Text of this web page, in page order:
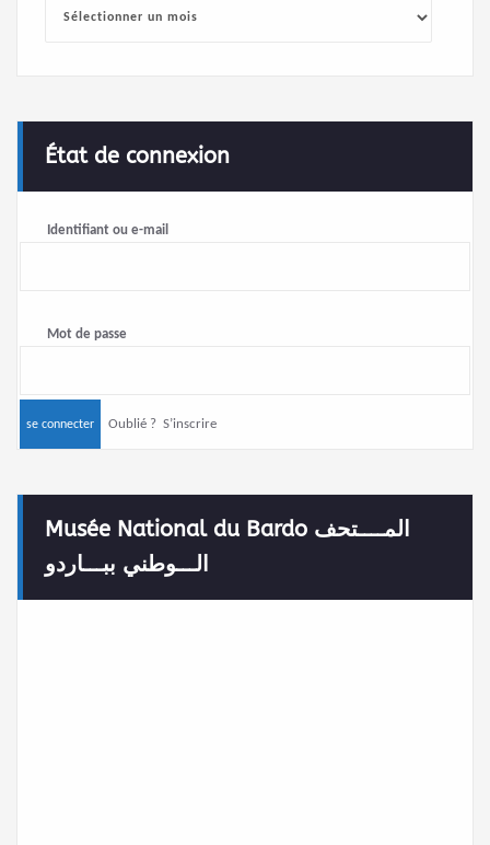
État de connexion
Identifiant ou e-mail
Mot de passe
Oublié ? S’inscrire
Musée National du Bardo المــــتحف
الـــوطني ببـــاردو